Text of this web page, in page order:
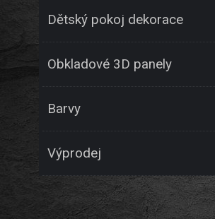
Dětský pokoj dekorace
Obkladové 3D panely
Barvy
Výprodej